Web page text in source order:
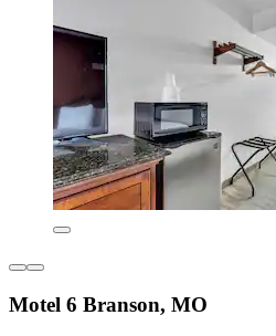
Motel 6 Branson, MO